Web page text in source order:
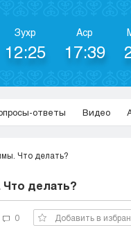
Зухр
12:25
Аср
17:39
ответы Видео
Что делать?
делать?
0 Добавить в